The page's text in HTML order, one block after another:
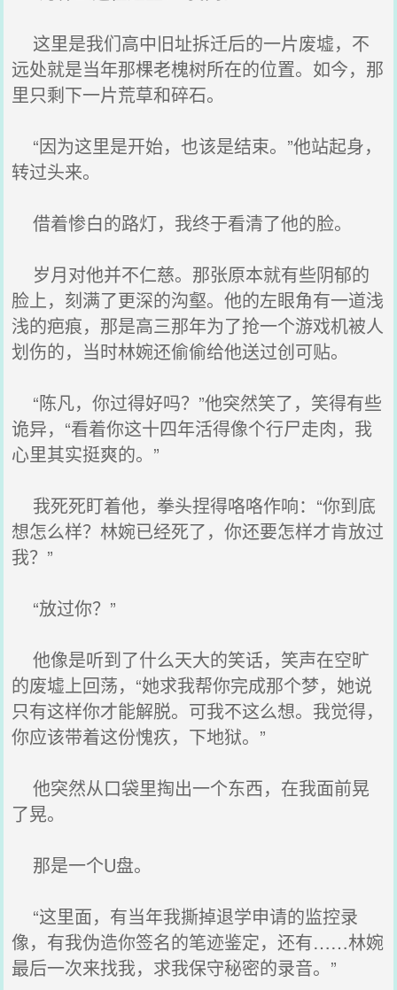
这里是我们高中旧址拆迁后的一片废墟，不
远处就是当年那棵老槐树所在的位置。如今，那
里只剩下一片荒草和碎石。
“因为这里是开始，也该是结束。”他站起身，
转过头来。
借着惨白的路灯，我终于看清了他的脸。
岁月对他并不仁慈。那张原本就有些阴郁的
脸上，刻满了更深的沟壑。他的左眼角有一道浅
浅的疤痕，那是高三那年为了抢一个游戏机被人
划伤的，当时林婉还偷偷给他送过创可贴。
“陈凡，你过得好吗？”他突然笑了，笑得有些
诡异，“看着你这十四年活得像个行尸走肉，我
心里其实挺爽的。”
我死死盯着他，拳头捏得咯咯作响：“你到底
想怎么样？林婉已经死了，你还要怎样才肯放过
我？”
“放过你？”
他像是听到了什么天大的笑话，笑声在空旷
的废墟上回荡，“她求我帮你完成那个梦，她说
只有这样你才能解脱。可我不这么想。我觉得，
你应该带着这份愧疚，下地狱。”
他突然从口袋里掏出一个东西，在我面前晃
了晃。
那是一个U盘。
“这里面，有当年我撕掉退学申请的监控录
像，有我伪造你签名的笔迹鉴定，还有……林婉
最后一次来找我，求我保守秘密的录音。”